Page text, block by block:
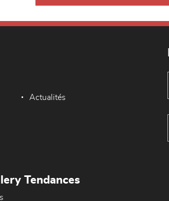
Actualités
Tendances